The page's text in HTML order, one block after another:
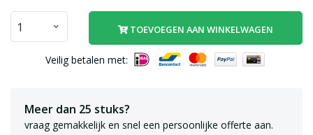
TOEVOEGEN AAN WINKELWAGEN
Veilig betalen met:
Meer dan 25 stuks?
vraag gemakkelijk en snel een persoonlijke offerte aan.